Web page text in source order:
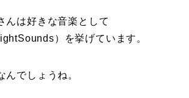
んは好きな音楽として
）を挙げています。
んでしょうね。